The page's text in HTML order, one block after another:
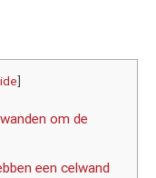
]
om de
een celwand